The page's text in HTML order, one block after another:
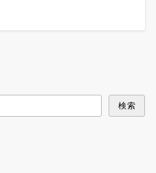
検索